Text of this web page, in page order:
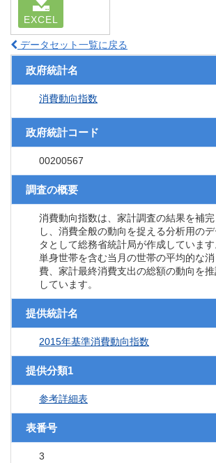
EXCEL
データセット一覧に戻る
政府統計名
消費動向指数
政府統計コード
00200567
調査の概要
消費動向指数は、家計調査の結果を補完
し、消費全般の動向を捉える分析用のデ
タとして総務省統計局が作成しています
単身世帯を含む当月の世帯の平均的な消
費、家計最終消費支出の総額の動向を
しています。
提供統計名
2015年基準消費動向指数
提供分類1
参考詳細表
表番号
3